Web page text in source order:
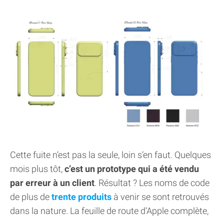
Cette fuite n’est pas la seule, loin s’en faut. Quelques
mois plus tôt,c’est un prototype qui a été vendu
par erreur à un client. Résultat ? Les noms de code
de plus detrente produits à venir se sont retrouvés
dans la nature. La feuille de route d’Apple complète,